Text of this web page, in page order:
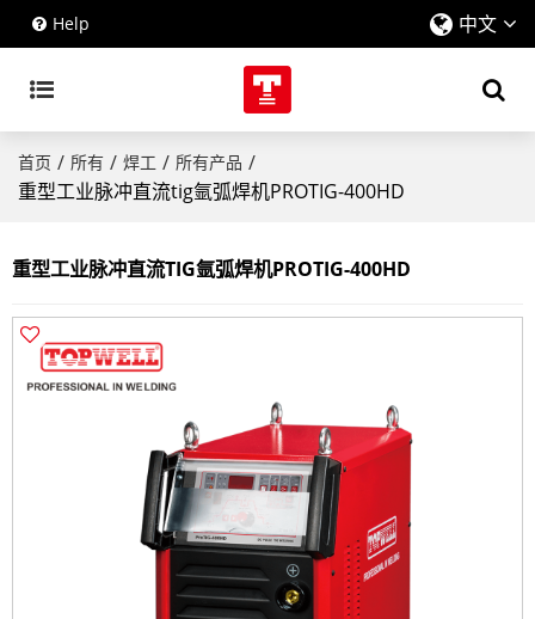
Help 中文
首页 / 所有 / 焊工 / 所有产品 /
重型工业脉冲直流tig氩弧焊机PROTIG-400HD
重型工业脉冲直流TIG氩弧焊机PROTIG-400HD